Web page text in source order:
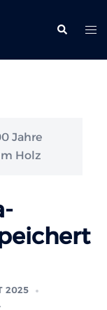
Suche
Jahre
Holz
2025